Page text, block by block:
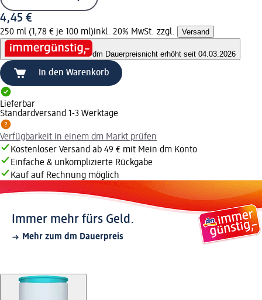
4,45 €
250 ml (1,78 € je 100 ml)inkl. 20% MwSt. zzgl. Versand
dm Dauerpreisnicht erhöht seit 04.03.2026
In den Warenkorb
Lieferbar
Standardversand 1-3 Werktage
Verfügbarkeit in einem dm Markt prüfen
Kostenloser Versand ab 49 € mit Mein dm Konto
Einfache & unkomplizierte Rückgabe
Kauf auf Rechnung möglich
Immer mehr fürs Geld.
Mehr zum dm Dauerpreis